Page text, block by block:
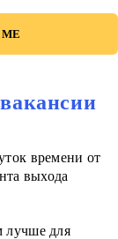
времени от
выхода
лучше для